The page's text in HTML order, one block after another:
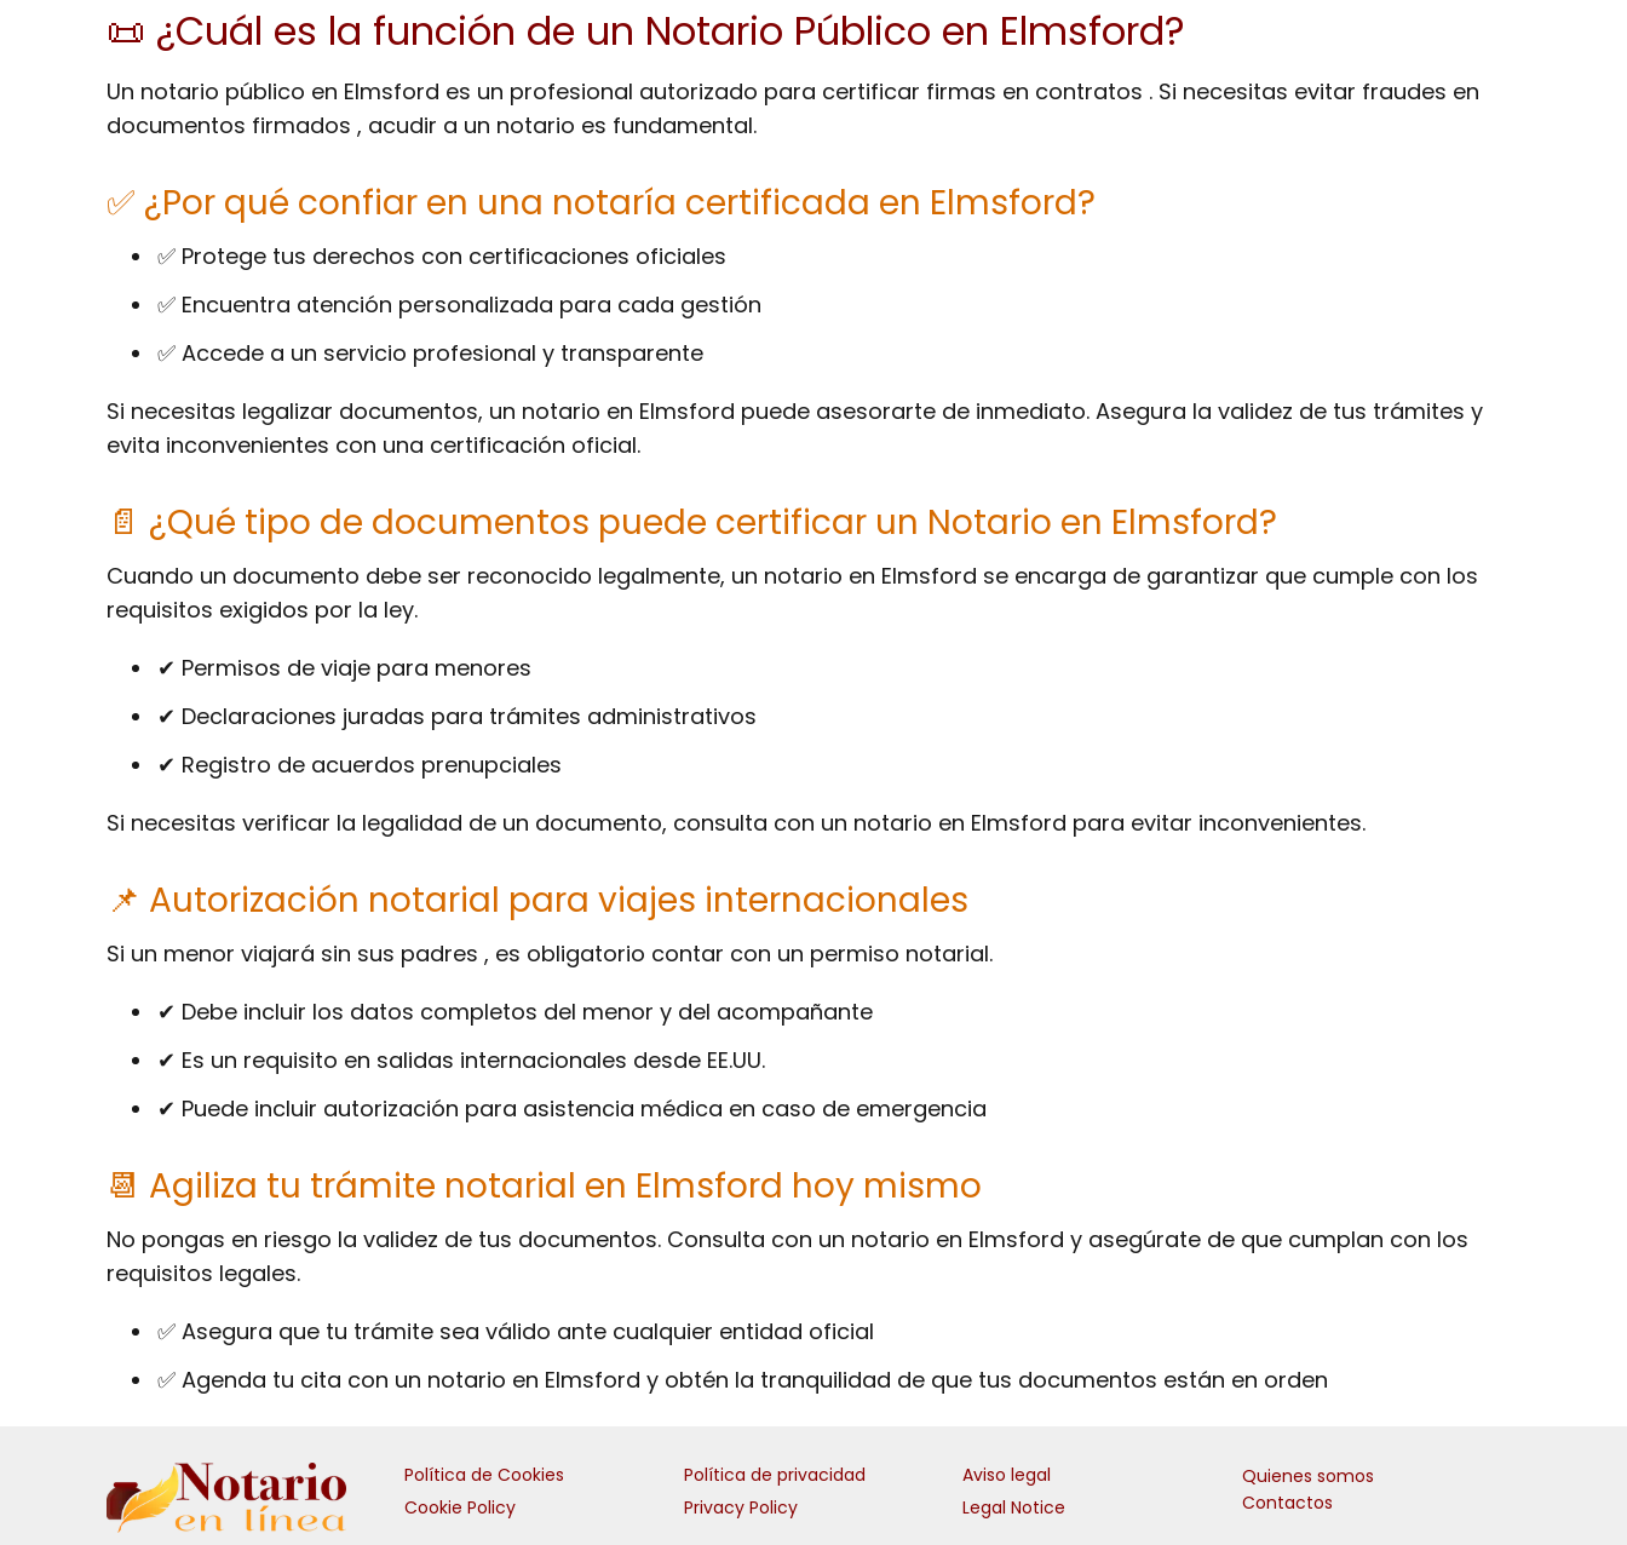
📜 ¿Cuál es la función de un Notario Público en Elmsford?
Un notario público en Elmsford es un profesional autorizado para certificar firmas en contratos . Si necesitas evitar fraudes en
documentos firmados , acudir a un notario es fundamental.
✅ ¿Por qué confiar en una notaría certificada en Elmsford?
✅ Protege tus derechos con certificaciones oficiales
✅ Encuentra atención personalizada para cada gestión
✅ Accede a un servicio profesional y transparente
Si necesitas legalizar documentos, un notario en Elmsford puede asesorarte de inmediato. Asegura la validez de tus trámites y
evita inconvenientes con una certificación oficial.
📄 ¿Qué tipo de documentos puede certificar un Notario en Elmsford?
Cuando un documento debe ser reconocido legalmente, un notario en Elmsford se encarga de garantizar que cumple con los
requisitos exigidos por la ley.
✔ Permisos de viaje para menores
✔ Declaraciones juradas para trámites administrativos
✔ Registro de acuerdos prenupciales
Si necesitas verificar la legalidad de un documento, consulta con un notario en Elmsford para evitar inconvenientes.
📌 Autorización notarial para viajes internacionales
Si un menor viajará sin sus padres , es obligatorio contar con un permiso notarial.
✔ Debe incluir los datos completos del menor y del acompañante
✔ Es un requisito en salidas internacionales desde EE.UU.
✔ Puede incluir autorización para asistencia médica en caso de emergencia
📆 Agiliza tu trámite notarial en Elmsford hoy mismo
No pongas en riesgo la validez de tus documentos. Consulta con un notario en Elmsford y asegúrate de que cumplan con los
requisitos legales.
✅ Asegura que tu trámite sea válido ante cualquier entidad oficial
✅ Agenda tu cita con un notario en Elmsford y obtén la tranquilidad de que tus documentos están en orden
Política de Cookies
Cookie Policy
Política de privacidad
Privacy Policy
Aviso legal
Legal Notice
Quienes somos
Contactos